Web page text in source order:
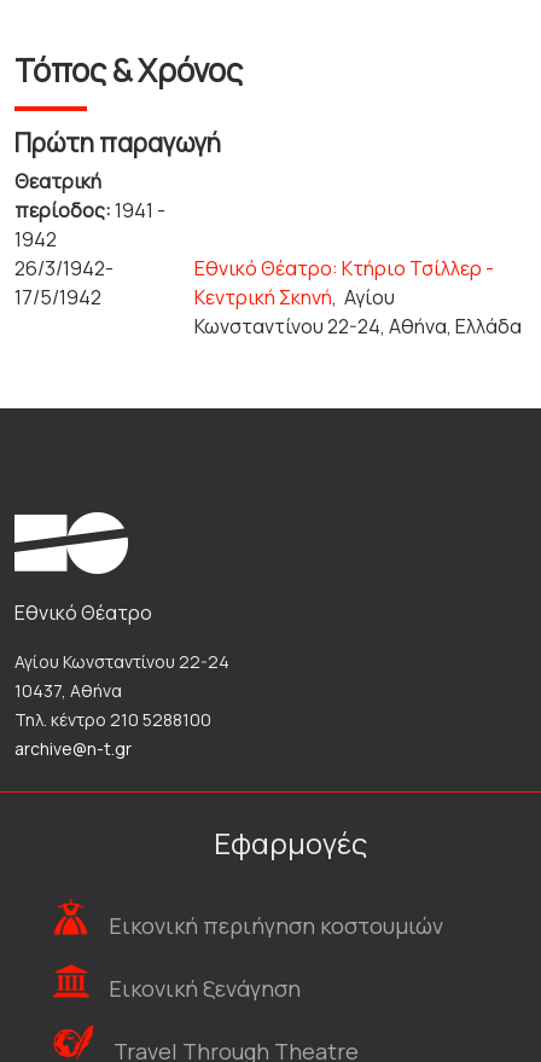
Τόπος & Χρόνος
Πρώτη παραγωγή
Θεατρική
περίοδος:1941 -
1942
26/3/1942-
17/5/1942
Εθνικό Θέατρο: Κτήριο Τσίλλερ -
Κεντρική Σκηνή,Αγίου
Κωνσταντίνου 22-24, Αθήνα, Ελλάδα
Εθνικό Θέατρο
Αγίου Κωνσταντίνου 22-24
10437, Αθήνα
Τηλ. κέντρο 210 5288100
archive@n-t.gr
Εφαρμογές
Εικονική περιήγηση κοστουμιών
Εικονική ξενάγηση
Travel Through Theatre